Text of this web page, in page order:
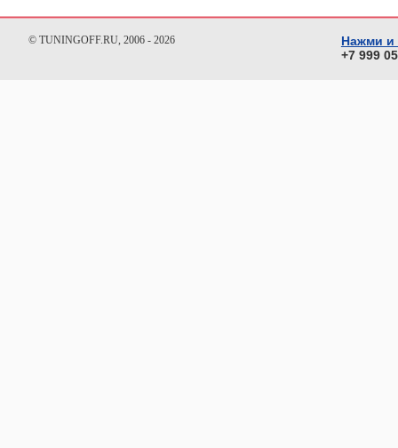
© TUNINGOFF.RU, 2006 - 2026
Нажми и
+7 999